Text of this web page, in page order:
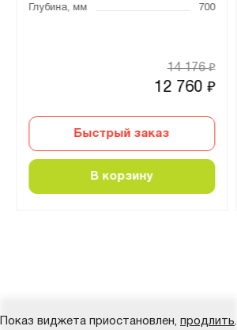
Глубина, мм
700
12 760₽
14 176₽
Быстрый заказ
В корзину
Показ виджета приостановлен, продлить.